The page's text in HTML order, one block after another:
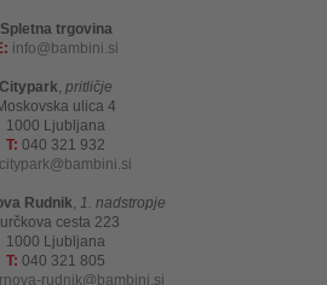
Spletna trgovina
info bambini.si
Citypark pritličje
ulica 4
1000 Ljubljana
T: 040 321 932
citypark bambini.si
Rudnik
1. nadstropje
cesta 223
1000 Ljubljana
T: 040 321 805
rudnik bambini.si